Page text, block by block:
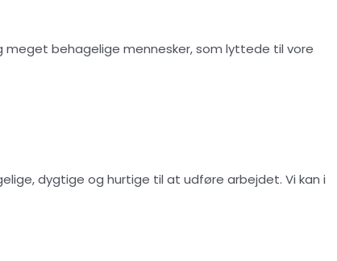
meget behagelige mennesker, som lyttede til vore
dygtige og hurtige til at udføre arbejdet. Vi kan i